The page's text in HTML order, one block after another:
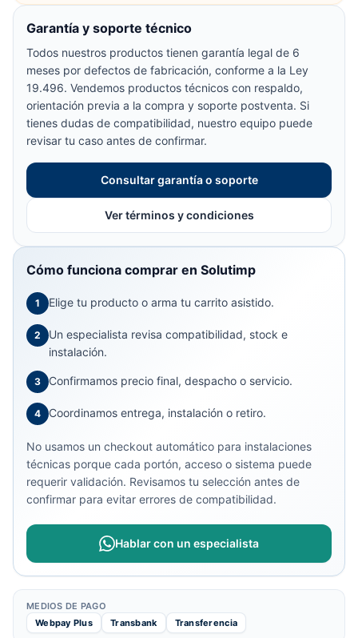
Garantía y soporte técnico
Todos nuestros productos tienen garantía legal de 6
meses por defectos de fabricación, conforme a la Ley
19.496. Vendemos productos técnicos con respaldo,
orientación previa a la compra y soporte postventa. Si
tienes dudas de compatibilidad, nuestro equipo puede
revisar tu caso antes de confirmar.
Consultar garantía o soporte
Ver términos y condiciones
Cómo funciona comprar en Solutimp
1 Elige tu producto o arma tu carrito asistido.
2
Un especialista revisa compatibilidad, stock e
instalación.
3 Confirmamos precio final, despacho o servicio.
4 Coordinamos entrega, instalación o retiro.
No usamos un checkout automático para instalaciones
técnicas porque cada portón, acceso o sistema puede
requerir validación. Revisamos tu selección antes de
confirmar para evitar errores de compatibilidad.
Hablar con un especialista
MEDIOS DE PAGO
Webpay Plus
Transbank Transferencia